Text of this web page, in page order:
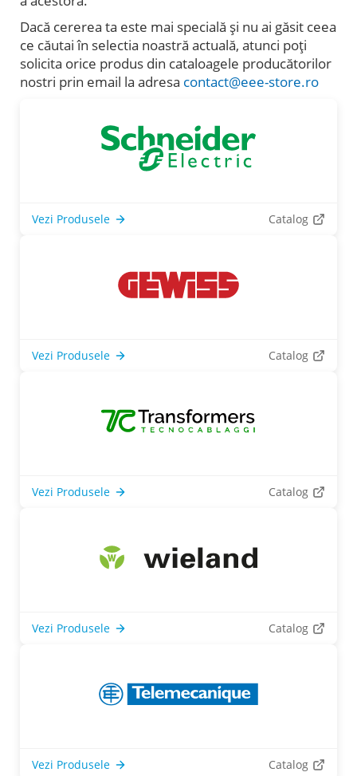
Dacă cererea ta este mai specială și nu ai găsit ceea
ce căutai în selectia noastră actuală, atunci poți
solicita orice produs din cataloagele producătorilor
nostri prin email la adresa contact@eee-store.ro
Vezi Produsele Catalog
Vezi Produsele Catalog
Vezi Produsele Catalog
Vezi Produsele Catalog
Vezi Produsele Catalog